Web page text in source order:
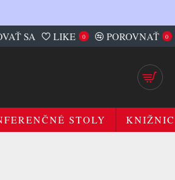
SA LIKE 0 POROVNAŤ 0
STOLY